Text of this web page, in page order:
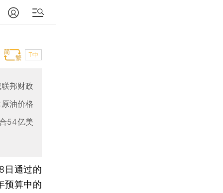
T中
邦财政
油价格
54亿美
通过的
预算中的